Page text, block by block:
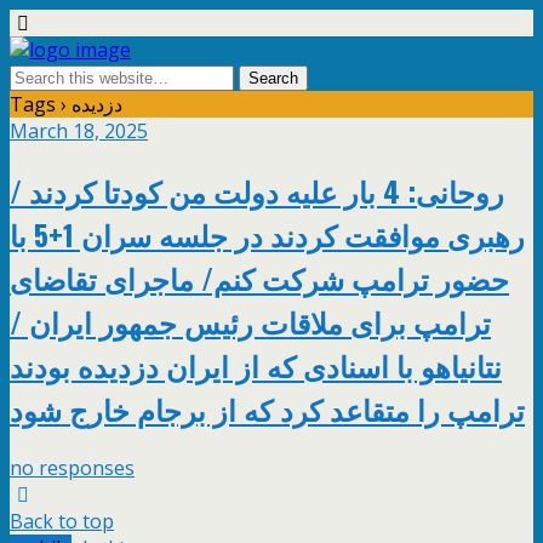
Tags › دزدیده
March 18, 2025
روحانی: 4 بار علیه دولت من کودتا کردند /
رهبری موافقت کردند در جلسه سران 1+5 با
حضور ترامپ شرکت کنم/ ماجرای تقاضای
ترامپ برای ملاقات رئیس جمهور ایران /
نتانیاهو با اسنادی که از ایران دزدیده بودند
ترامپ را متقاعد کرد که از برجام خارج شود
no responses
Back to top